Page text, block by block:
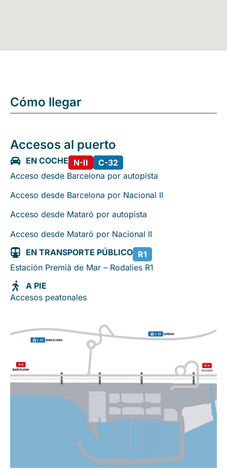
Cómo llegar
Accesos al puerto
EN COCHE N-II
C-32
Acceso desde Barcelona por autopista
Acceso desde Barcelona por Nacional II
Acceso desde Mataró por autopista
Acceso desde Mataró por Nacional II
EN TRANSPORTE PÚBLICO R1
Estación Premià de Mar – Rodalies R1
A PIE
Accesos peatonales